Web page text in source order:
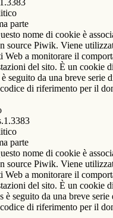
parte
nome di cookie è
source Piwik. Viene
Web a monitorare il
del sito. È un cookie
seguito da una breve serie
di riferimento per il
parte
nome di cookie è
source Piwik. Viene
Web a monitorare il
del sito. È un cookie
è seguito da una breve
di riferimento per il